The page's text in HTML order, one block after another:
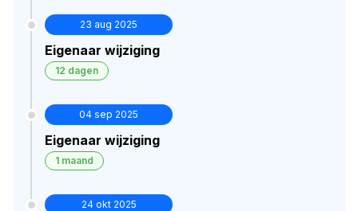
23 aug 2025
Eigenaar wijziging
12 dagen
04 sep 2025
Eigenaar wijziging
1 maand
24 okt 2025